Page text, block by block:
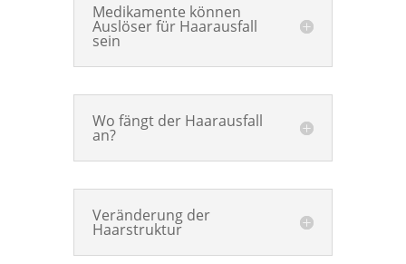
Medikamente können
Auslöser für Haarausfall
sein
Wo fängt der Haarausfall
an?
Veränderung der
Haarstruktur